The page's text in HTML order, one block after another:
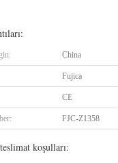
China
Fujica
CE
FJC-Z1358
koşulları: